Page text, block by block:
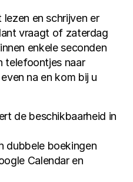
en schrijven er
vraagt of zaterdag
enkele seconden
telefoontjes naar
na en kom bij u
de beschikbaarheid in
dubbele boekingen
Calendar en